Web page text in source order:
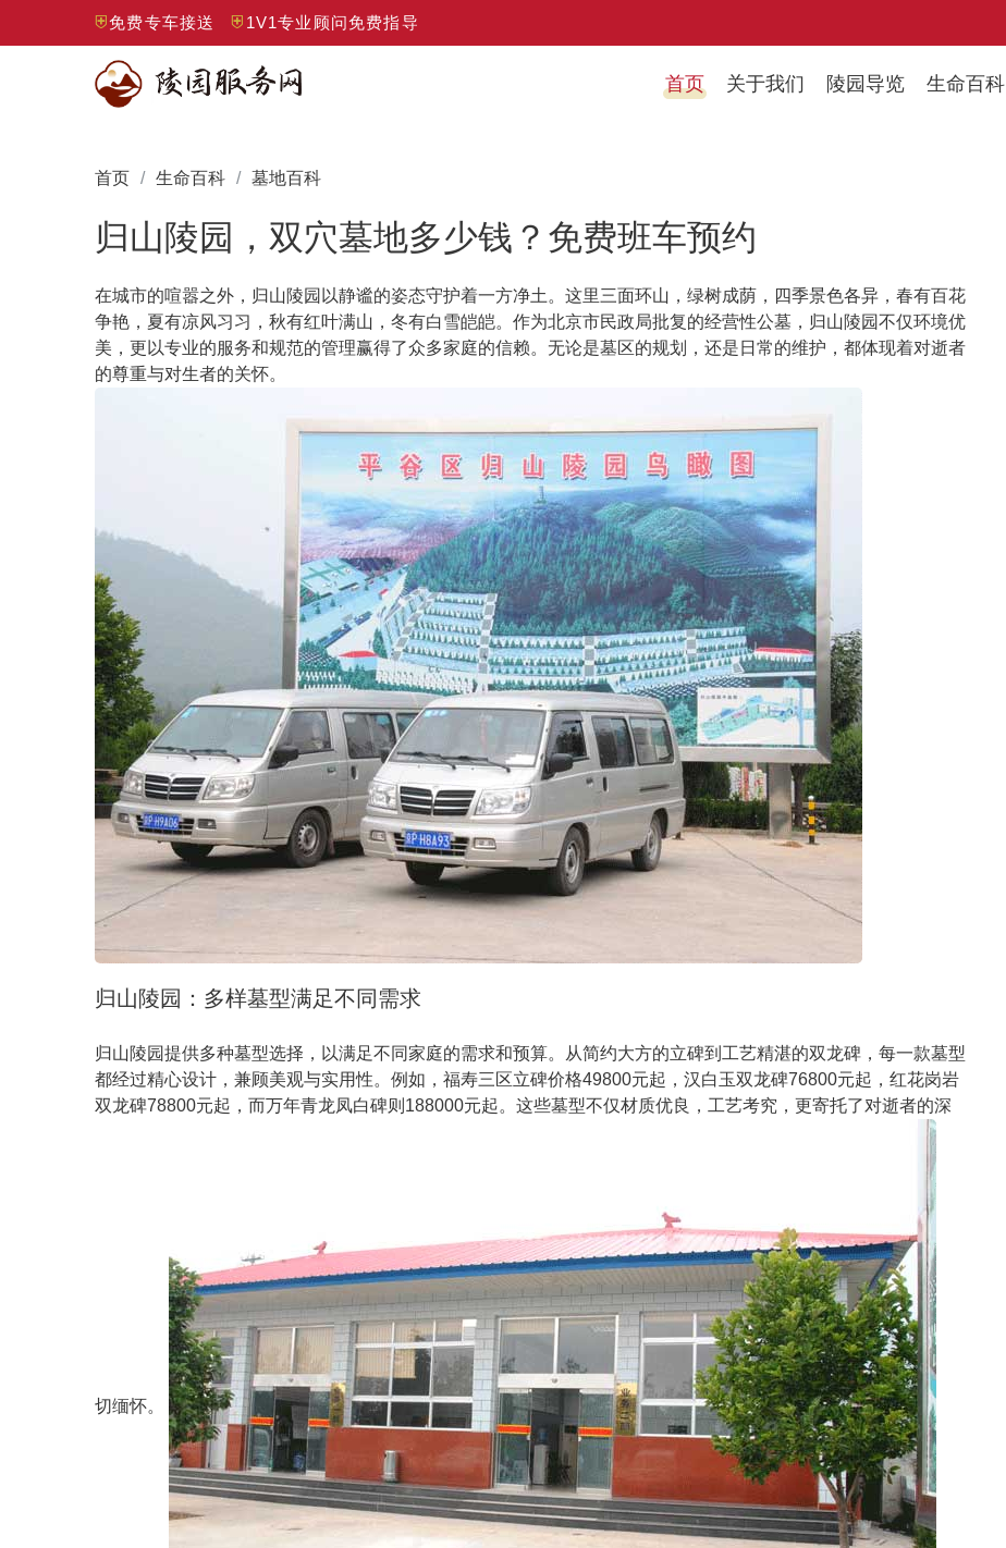
免费专车接送 1V1专业顾问免费指导
首页 关于我们 陵园导览 生命百科
首页 生命百科 墓地百科
归山陵园，双穴墓地多少钱？免费班车预约
在城市的喧嚣之外，归山陵园以静谧的姿态守护着一方净土。这里三面环山，绿树成荫，四季景色各异，春有百花
争艳，夏有凉风习习，秋有红叶满山，冬有白雪皑皑。作为北京市民政局批复的经营性公墓，归山陵园不仅环境优
美，更以专业的服务和规范的管理赢得了众多家庭的信赖。无论是墓区的规划，还是日常的维护，都体现着对逝者
的尊重与对生者的关怀。
归山陵园：多样墓型满足不同需求
归山陵园提供多种墓型选择，以满足不同家庭的需求和预算。从简约大方的立碑到工艺精湛的双龙碑，每一款墓型
都经过精心设计，兼顾美观与实用性。例如，福寿三区立碑价格49800元起，汉白玉双龙碑76800元起，红花岗岩
双龙碑78800元起，而万年青龙凤白碑则188000元起。这些墓型不仅材质优良，工艺考究，更寄托了对逝者的深
切缅怀。